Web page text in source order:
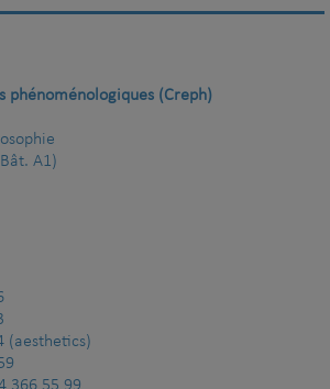
phénoménologiques (Creph)
A1)
(aesthetics)